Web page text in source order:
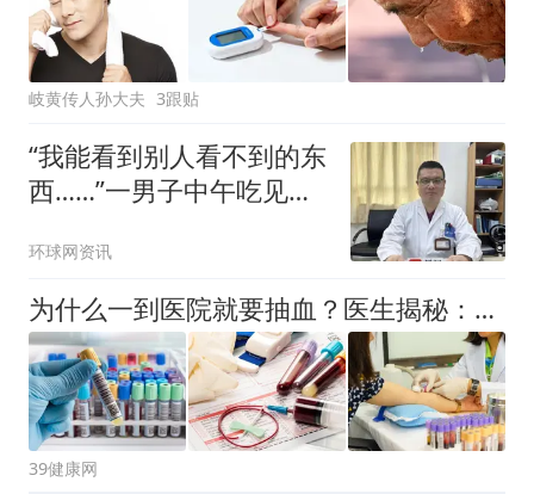
岐黄传人孙大夫 3跟贴
“我能看到别人看不到的东
西……”一男子中午吃见手
幻觉被紧急送医！
环球网资讯
为什么一到医院就要抽血？医生揭秘：抽出来的血，最终去了哪里？
39健康网